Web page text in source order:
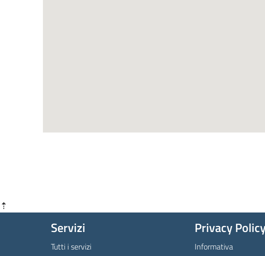
⇡
Servizi
Tutti i servizi
Privacy
Informativa